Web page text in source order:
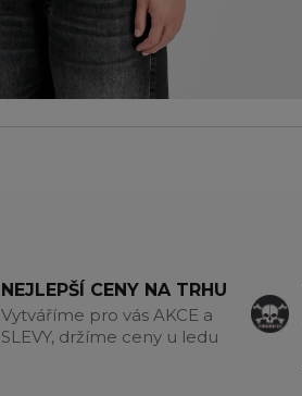
NEJLEPŠÍ CENY NA TRHU
Vytváříme pro vás AKCE a
SLEVY, držíme ceny u ledu